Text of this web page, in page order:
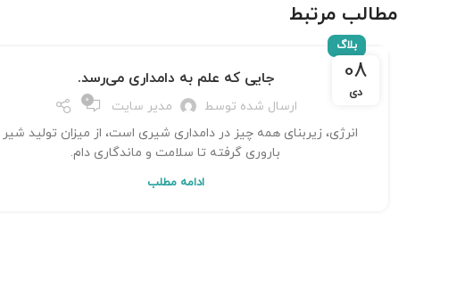
مطالب مرتبط
08
دی
بلاگ
جایی که علم به دامداری می‌رسد.
ارسال شده توسط مدیر سایت 0
انرژی، زیربنای همه چیز در دامداری شیری است، از میزان تولید شیر
باروری گرفته تا سلامت و ماندگاری دام.
ادامه مطلب